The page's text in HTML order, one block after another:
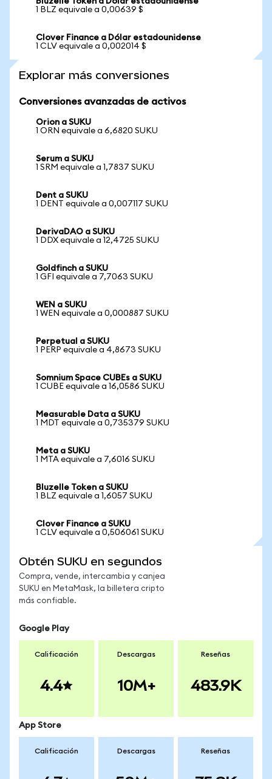
1 BLZ equivale a 0,00639 $
Clover Finance a Dólar estadounidense
1 CLV equivale a 0,002014 $
Explorar más conversiones
Conversiones avanzadas de activos
Orion a SUKU
1 ORN equivale a 6,6820 SUKU
Serum a SUKU
1 SRM equivale a 1,7837 SUKU
Dent a SUKU
1 DENT equivale a 0,007117 SUKU
DerivaDAO a SUKU
1 DDX equivale a 12,4725 SUKU
Goldfinch a SUKU
1 GFI equivale a 7,7063 SUKU
WEN a SUKU
1 WEN equivale a 0,000887 SUKU
Perpetual a SUKU
1 PERP equivale a 4,8673 SUKU
Somnium Space CUBEs a SUKU
1 CUBE equivale a 16,0586 SUKU
Measurable Data a SUKU
1 MDT equivale a 0,735379 SUKU
Meta a SUKU
1 MTA equivale a 7,6016 SUKU
Bluzelle Token a SUKU
1 BLZ equivale a 1,6057 SUKU
Clover Finance a SUKU
1 CLV equivale a 0,506061 SUKU
Obtén SUKU en segundos
Compra, vende, intercambia y canjea
SUKU en MetaMask, la billetera cripto
más confiable.
Google Play
Calificación
4.4
Descargas
10M+
Reseñas
483.9K
App Store
Calificación Descargas Reseñas